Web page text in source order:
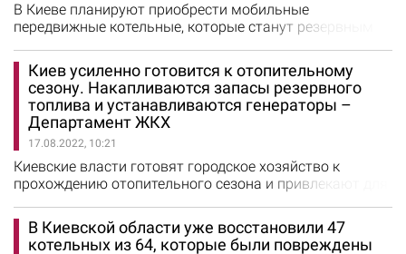
В Киеве планируют приобрести мобильные
передвижные котельные, которые станут резервным
ситуаций во время отопительного сезона. Такое
решение принял Совет обороны Киева. Об этом
сообщает Официальный портал Киева. Мобильные
котельные будут обеспечивать теплом больницы,
детсады, школы и будут работать в пунктах обогрева.…
Киев усиленно готовится к отопительному
сезону. Накапливаются запасы резервного
топлива и устанавливаются генераторы –
Департамент ЖКХ
17.08.2022, 10:21
Киевские власти готовят городское хозяйство к
прохождению отопительного сезона и привлекают для
сообщил директор Департамента жилищно-
коммунальной инфраструктуры КГГА Дмитрий
В Киевской области уже восстановили 47
котельных из 64, которые были повреждены